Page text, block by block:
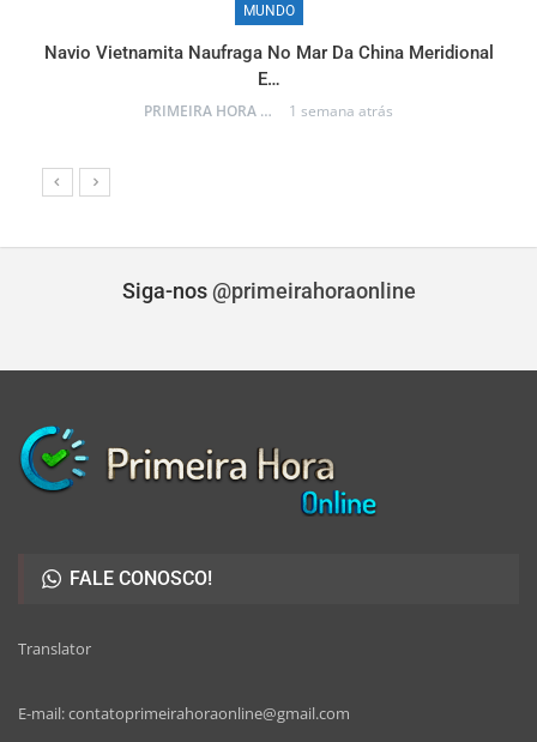
MUNDO
Navio Vietnamita Naufraga No Mar Da China Meridional
E…
PRIMEIRA HORA ONLINE 1 semana atrás
Siga-nos @primeirahoraonline
FALE CONOSCO!
Translator
E-mail: contatoprimeirahoraonline@gmail.com